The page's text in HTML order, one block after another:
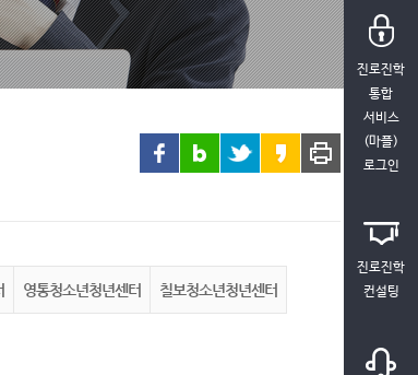
영통청소년청년센터 칠보청소년청년센터
진로진학
통합
서비스
(마플)
로그인
진로진학
컨설팅